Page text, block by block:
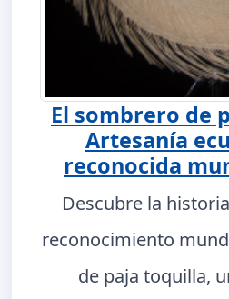
El sombrero de
Artesanía
reconocida
Descubre la
reconocimiento
de paja toquilla,